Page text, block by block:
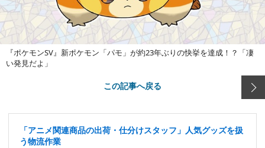
『ポケモンSV』新ポケモン「パモ」が約23年ぶりの快挙を達成！？「凄
い発見だよ」
この記事へ戻る
「アニメ関連商品の出荷・仕分けスタッフ」人気グッズを扱
う物流作業